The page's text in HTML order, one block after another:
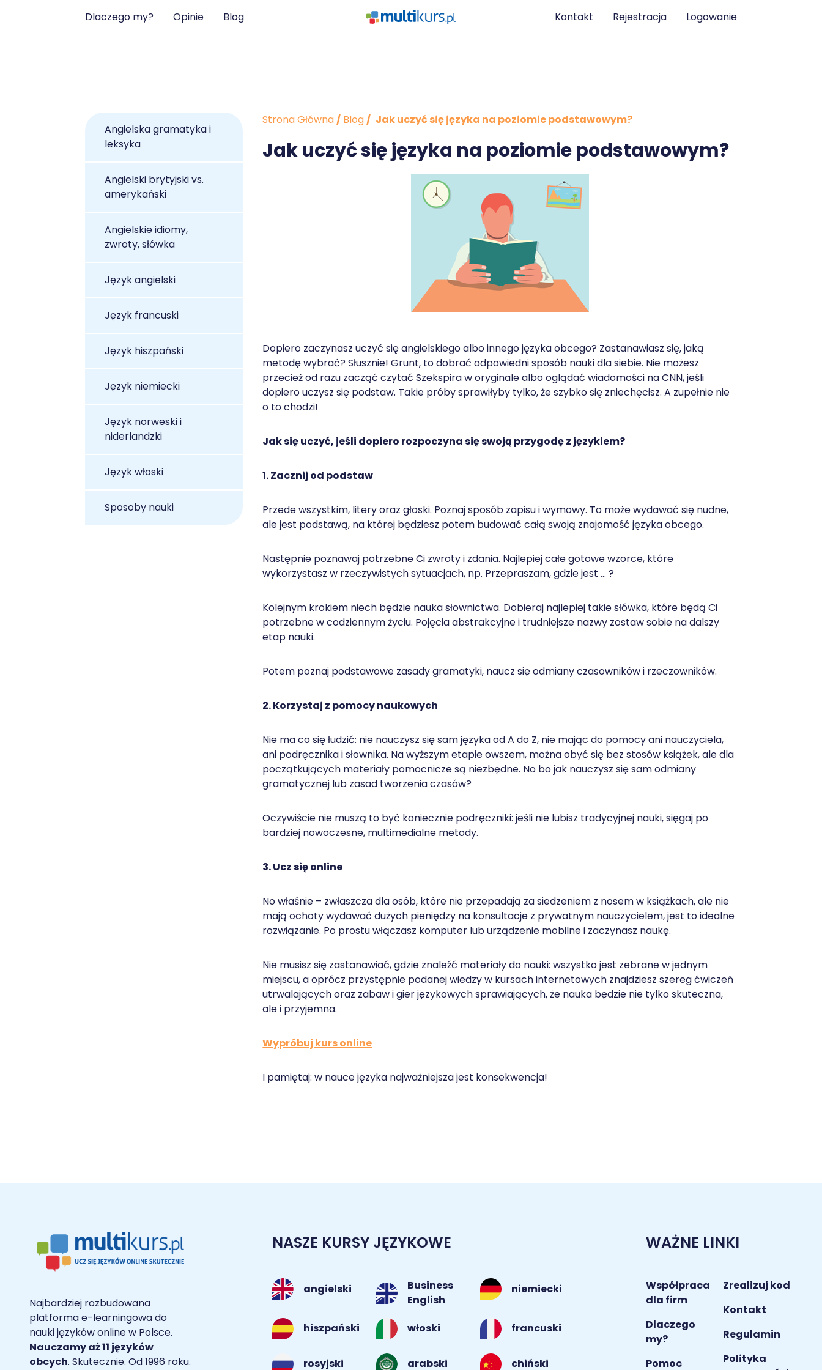
Dlaczego my? Opinie Blog Kontakt Rejestracja Logowanie
Angielska gramatyka i
leksyka
Angielski brytyjski vs.
amerykański
Angielskie idiomy,
zwroty, słówka
Język angielski
Język francuski
Język hiszpański
Język niemiecki
Język norweski i
niderlandzki
Język włoski
Sposoby nauki
Strona Główna/ Blog/ Jak uczyć się języka na poziomie podstawowym?
Jak uczyć się języka na poziomie podstawowym?
Dopiero zaczynasz uczyć się angielskiego albo innego języka obcego? Zastanawiasz się, jaką
metodę wybrać? Słusznie! Grunt, to dobrać odpowiedni sposób nauki dla siebie. Nie możesz
przecież od razu zacząć czytać Szekspira w oryginale albo oglądać wiadomości na CNN, jeśli
dopiero uczysz się podstaw. Takie próby sprawiłyby tylko, że szybko się zniechęcisz. A zupełnie nie
o to chodzi!
Jak się uczyć, jeśli dopiero rozpoczyna się swoją przygodę z językiem?
1. Zacznij od podstaw
Przede wszystkim, litery oraz głoski. Poznaj sposób zapisu i wymowy. To może wydawać się nudne,
ale jest podstawą, na której będziesz potem budować całą swoją znajomość języka obcego.
Następnie poznawaj potrzebne Ci zwroty i zdania. Najlepiej całe gotowe wzorce, które
wykorzystasz w rzeczywistych sytuacjach, np. Przepraszam, gdzie jest … ?
Kolejnym krokiem niech będzie nauka słownictwa. Dobieraj najlepiej takie słówka, które będą Ci
potrzebne w codziennym życiu. Pojęcia abstrakcyjne i trudniejsze nazwy zostaw sobie na dalszy
etap nauki.
Potem poznaj podstawowe zasady gramatyki, naucz się odmiany czasowników i rzeczowników.
2. Korzystaj z pomocy naukowych
Nie ma co się łudzić: nie nauczysz się sam języka od A do Z, nie mając do pomocy ani nauczyciela,
ani podręcznika i słownika. Na wyższym etapie owszem, można obyć się bez stosów książek, ale dla
początkujących materiały pomocnicze są niezbędne. No bo jak nauczysz się sam odmiany
gramatycznej lub zasad tworzenia czasów?
Oczywiście nie muszą to być koniecznie podręczniki: jeśli nie lubisz tradycyjnej nauki, sięgaj po
bardziej nowoczesne, multimedialne metody.
3. Ucz się online
No właśnie – zwłaszcza dla osób, które nie przepadają za siedzeniem z nosem w książkach, ale nie
mają ochoty wydawać dużych pieniędzy na konsultacje z prywatnym nauczycielem, jest to idealne
rozwiązanie. Po prostu włączasz komputer lub urządzenie mobilne i zaczynasz naukę.
Nie musisz się zastanawiać, gdzie znaleźć materiały do nauki: wszystko jest zebrane w jednym
miejscu, a oprócz przystępnie podanej wiedzy w kursach internetowych znajdziesz szereg ćwiczeń
utrwalających oraz zabaw i gier językowych sprawiających, że nauka będzie nie tylko skuteczna,
ale i przyjemna.
Wypróbuj kurs online
I pamiętaj: w nauce języka najważniejsza jest konsekwencja!
Najbardziej rozbudowana
platforma e-learningowa do
nauki języków online w Polsce.
Nauczamy aż 11 języków
obcych. Skutecznie. Od 1996 roku.
NASZE KURSY JĘZYKOWE
angielski
Business
English
niemiecki
hiszpański włoski francuski
rosyjski arabski chiński
WAŻNE LINKI
Współpraca
dla firm
Dlaczego
my?
Pomoc
Zrealizuj kod
Kontakt
Regulamin
Polityka